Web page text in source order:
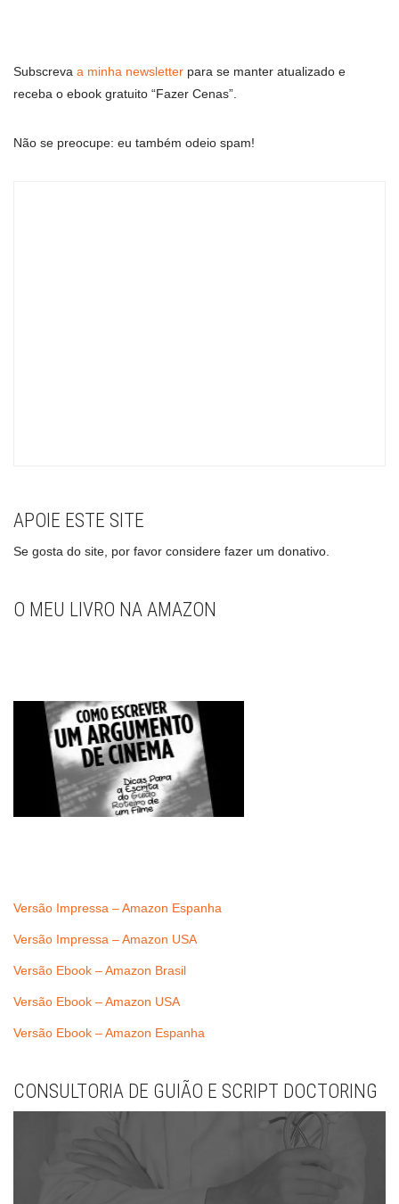
Subscreva a minha newsletter para se manter atualizado e
receba o ebook gratuito “Fazer Cenas”.
Não se preocupe: eu também odeio spam!
APOIE ESTE SITE
Se gosta do site, por favor considere fazer um donativo.
O MEU LIVRO NA AMAZON
Versão Impressa – Amazon Espanha
Versão Impressa – Amazon USA
Versão Ebook – Amazon Brasil
Versão Ebook – Amazon USA
Versão Ebook – Amazon Espanha
CONSULTORIA DE GUIÃO E SCRIPT DOCTORING